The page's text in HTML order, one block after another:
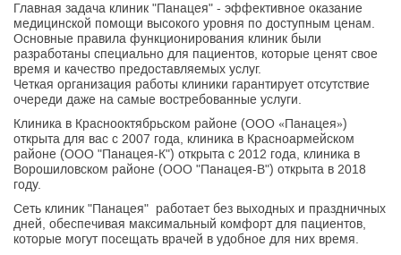
Главная задача клиник "Панацея" - эффективное оказание
медицинской помощи высокого уровня по доступным ценам.
Основные правила функционирования клиник были
разработаны специально для пациентов, которые ценят свое
время и качество предоставляемых услуг.
Четкая организация работы клиники гарантирует отсутствие
очереди даже на самые востребованные услуги.
Клиника в Краснооктябрьском районе (ООО «Панацея»)
открыта для вас c 2007 года, клиника в Красноармейском
районе (ООО "Панацея-К") открыта с 2012 года, клиника в
Ворошиловском районе (ООО "Панацея-В") открыта в 2018
году.
Сеть клиник "Панацея" работает без выходных и праздничных
дней, обеспечивая максимальный комфорт для пациентов,
которые могут посещать врачей в удобное для них время.